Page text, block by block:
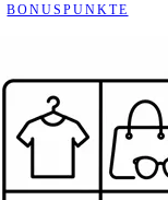
BONUSPUNKTE